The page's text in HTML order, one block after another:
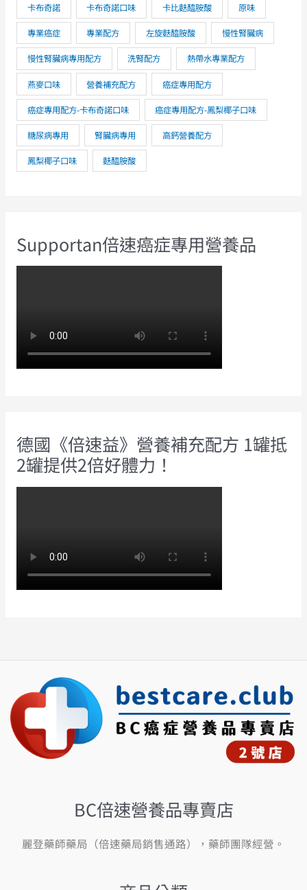
卡布奇諾 卡布奇諾口味 卡比麩醯胺酸 原味
專業癌症 專業配方 左旋麩醯胺酸 慢性腎臟病
慢性腎臟病專用配方 洗腎配方 熱帶水專業配方
燕麥口味 營養補充配方 癌症專用配方
癌症專用配方-卡布奇諾口味 癌症專用配方-鳳梨椰子口味
糖尿病專用 腎臟病專用 高鈣營養配方
鳳梨椰子口味 麩醯胺酸
Supportan倍速癌症專用營養品
德國《倍速益》營養補充配方 1罐抵
2罐提供2倍好體力！
BC倍速營養品專賣店
麗登藥師藥局（倍速藥局銷售通路），藥師團隊經營。